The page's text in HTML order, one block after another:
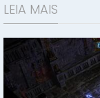
LEIA MAIS